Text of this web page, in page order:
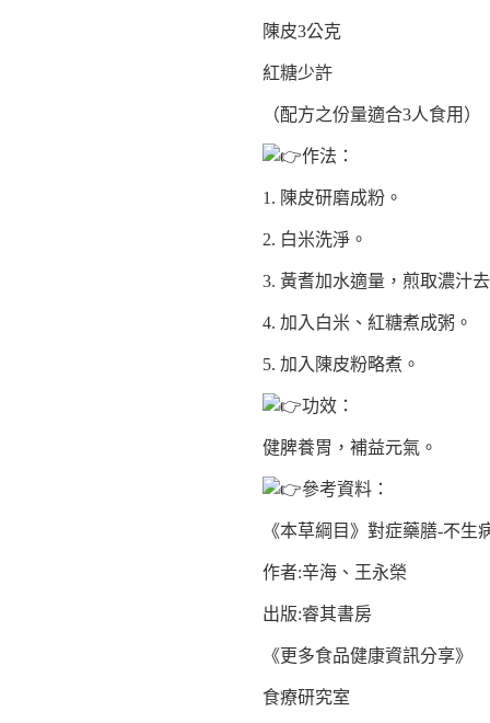
陳皮3公克
紅糖少許
（配方之份量適合3人食用）
作法：
1. 陳皮研磨成粉。
2. 白米洗淨。
3. 黃耆加水適量，煎取濃汁
4. 加入白米、紅糖煮成粥。
5. 加入陳皮粉略煮。
功效：
健脾養胃，補益元氣。
參考資料：
《本草綱目》對症藥膳-不生
作者:辛海、王永榮
出版:睿其書房
《更多食品健康資訊分享》
食療研究室